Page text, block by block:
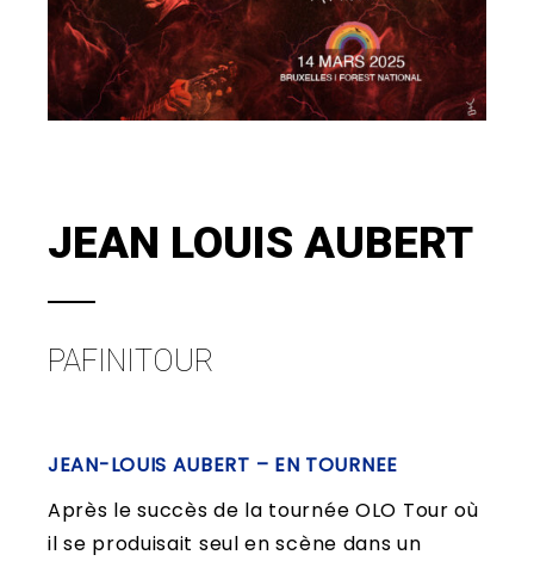
JEAN LOUIS AUBERT
PAFINITOUR
JEAN-LOUIS AUBERT – EN TOURNEE
Après le succès de la tournée OLO Tour où
il se produisait seul en scène dans un